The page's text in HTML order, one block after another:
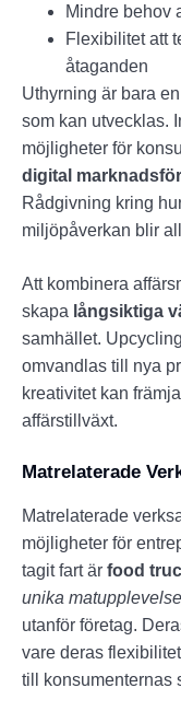
Mindre behov
Flexibilitet att
åtaganden
Uthyrning är bara
som kan utvecklas.
möjligheter för
digital
Rådgivning kring
miljöpåverkan blir
Att kombinera
skapa långsiktiga
samhället.
omvandlas till nya
kreativitet kan
affärstillväxt.
Matrelaterade
Matrelaterade
möjligheter för
tagit fart är food
unika
utanför företag.
vare deras
till konsumenternas